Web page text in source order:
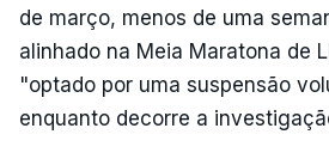
de março, menos de uma
alinhado na Meia Maratona de
"optado por uma suspensão
enquanto decorre a